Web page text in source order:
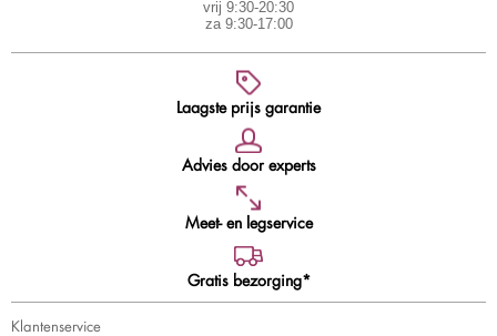
vrij 9:30-20:30
za 9:30-17:00
Laagste prijs garantie
Advies door experts
Meet- en legservice
Gratis bezorging*
Klantenservice